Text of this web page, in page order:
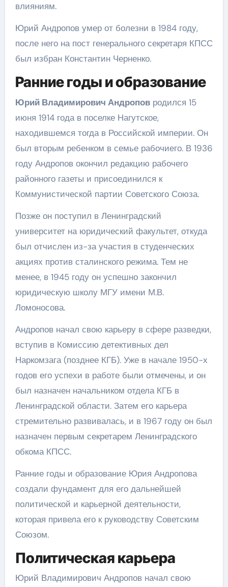
влияниям.
Юрий Андропов умер от болезни в 1984 году,
после него на пост генерального секретаря КПСС
был избран Константин Черненко.
Ранние годы и образование
Юрий Владимирович Андроповродился 15
июня 1914 года в поселке Нагутское,
находившемся тогда в Российской империи. Он
был вторым ребенком в семье рабочиего. В 1936
году Андропов окончил редакцию рабочего
районного газеты и присоединился к
Коммунистической партии Советского Союза.
Позже он поступил в Ленинградский
университет на юридический факультет, откуда
был отчислен из-за участия в студенческих
акциях против сталинского режима. Тем не
менее, в 1945 году он успешно закончил
юридическую школу МГУ имени М.В.
Ломоносова.
Андропов начал свою карьеру в сфере разведки,
вступив в Комиссию детективных дел
Наркомзага (позднее КГБ). Уже в начале 1950-х
годов его успехи в работе были отмечены, и он
был назначен начальником отдела КГБ в
Ленинградской области. Затем его карьера
стремительно развивалась, и в 1967 году он был
назначен первым секретарем Ленинградского
обкома КПСС.
Ранние годы и образование Юрия Андропова
создали фундамент для его дальнейшей
политической и карьерной деятельности,
которая привела его к руководству Советским
Союзом.
Политическая карьера
Юрий Владимирович Андропов начал свою